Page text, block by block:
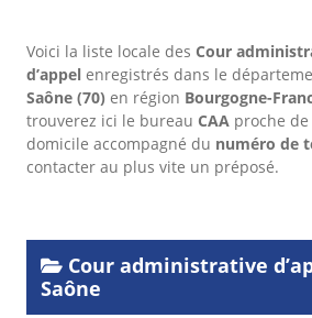
Voici la liste locale des Cour
d’appel enregistrés dans le
Saône (70) en région Bourgogne-
trouverez ici le bureau CAA proche
domicile accompagné du numéro de
contacter au plus vite un préposé.
Cour administrative
Saône